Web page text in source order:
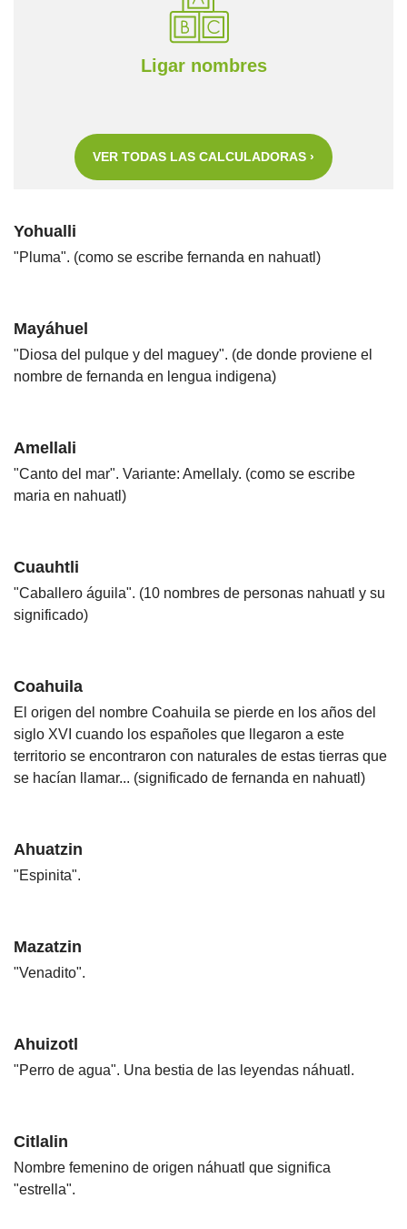
Ligar nombres
VER TODAS LAS CALCULADORAS ›
Yohualli
"Pluma". (como se escribe fernanda en nahuatl)
Mayáhuel
"Diosa del pulque y del maguey". (de donde proviene el
nombre de fernanda en lengua indigena)
Amellali
"Canto del mar". Variante: Amellaly. (como se escribe
maria en nahuatl)
Cuauhtli
"Caballero águila". (10 nombres de personas nahuatl y su
significado)
Coahuila
El origen del nombre Coahuila se pierde en los años del
siglo XVI cuando los españoles que llegaron a este
territorio se encontraron con naturales de estas tierras que
se hacían llamar... (significado de fernanda en nahuatl)
Ahuatzin
"Espinita".
Mazatzin
"Venadito".
Ahuizotl
"Perro de agua". Una bestia de las leyendas náhuatl.
Citlalin
Nombre femenino de origen náhuatl que significa
"estrella".